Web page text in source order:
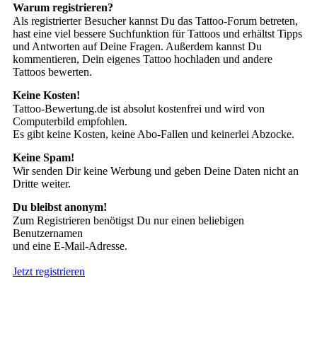
Warum registrieren?
Als registrierter Besucher kannst Du das Tattoo-Forum betreten,
hast eine viel bessere Suchfunktion für Tattoos und erhältst Tipps
und Antworten auf Deine Fragen. Außerdem kannst Du
kommentieren, Dein eigenes Tattoo hochladen und andere
Tattoos bewerten.
Keine Kosten!
Tattoo-Bewertung.de ist absolut kostenfrei und wird von
Computerbild empfohlen.
Es gibt keine Kosten, keine Abo-Fallen und keinerlei Abzocke.
Keine Spam!
Wir senden Dir keine Werbung und geben Deine Daten nicht an
Dritte weiter.
Du bleibst anonym!
Zum Registrieren benötigst Du nur einen beliebigen
Benutzernamen
und eine E-Mail-Adresse.
Jetzt registrieren